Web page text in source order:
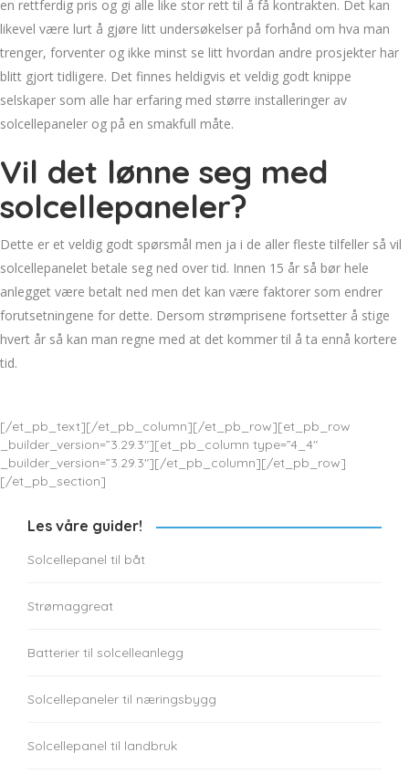
en rettferdig pris og gi alle like stor rett til å få kontrakten. Det kan
likevel være lurt å gjøre litt undersøkelser på forhånd om hva man
trenger, forventer og ikke minst se litt hvordan andre prosjekter har
blitt gjort tidligere. Det finnes heldigvis et veldig godt knippe
selskaper som alle har erfaring med større installeringer av
solcellepaneler og på en smakfull måte.
Vil det lønne seg med
solcellepaneler?
Dette er et veldig godt spørsmål men ja i de aller fleste tilfeller så vil
solcellepanelet betale seg ned over tid. Innen 15 år så bør hele
anlegget være betalt ned men det kan være faktorer som endrer
forutsetningene for dette. Dersom strømprisene fortsetter å stige
hvert år så kan man regne med at det kommer til å ta ennå kortere
tid.
[/et_pb_text][/et_pb_column][/et_pb_row][et_pb_row
_builder_version=”3.29.3″][et_pb_column type=”4_4″
_builder_version=”3.29.3″][/et_pb_column][/et_pb_row]
[/et_pb_section]
Les våre guider!
Solcellepanel til båt
Strømaggreat
Batterier til solcelleanlegg
Solcellepaneler til næringsbygg
Solcellepanel til landbruk